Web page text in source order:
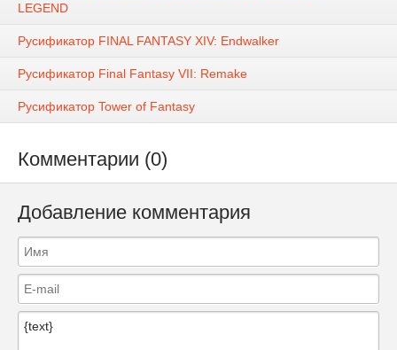
LEGEND
Русификатор FINAL FANTASY XIV: Endwalker
Русификатор Final Fantasy VII: Remake
Русификатор Tower of Fantasy
Комментарии (0)
Добавление комментария